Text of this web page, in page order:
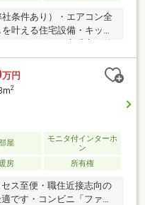
条件あり）・エアコン全
叶える住宅設備・キッチ
リビングには床暖房が付
適に過ごせます◎・全室
しが良く快適に過ごせま
ファミリーマート内神田
）◆複数路線利用可能・
・半蔵門線・千代田線・
駅 徒歩 7分・JR山手線・
メトロ銀座線 「神田」駅
万円
2
屋
モニタ付インターホ
ン
房 所有権
ス至便・職住近接志向の
です・コンビニ「ファミ